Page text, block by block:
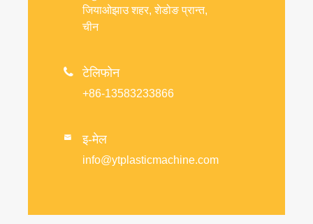
जियाओझाउ शहर, शेडोङ प्रान्त,
चीन
 टेलिफोन
+86-13583233866
 इ-मेल
info@ytplasticmachine.com